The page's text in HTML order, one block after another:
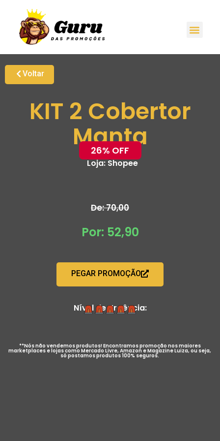
Voltar
KIT 2 Cobertor
Manta
26% OFF
Loja:Shopee
De: 70,00
Por: 52,90
PEGAR PROMOÇÃO
Nível de Urgência:
**Nós não vendemos produtos! Encontramos promoção nos maiores
marketplaces e lojas como Mercado Livre, Amazon e Magazine Luiza, ou seja,
só postamos produtos 100% seguros.